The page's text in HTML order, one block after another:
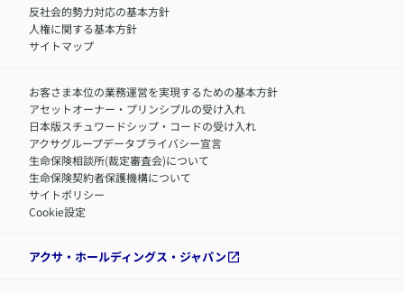
反社会的勢力対応の基本方針
人権に関する基本方針
サイトマップ
お客さま本位の業務運営を実現するための基本方針
アセットオーナー・プリンシプルの受け入れ
日本版スチュワードシップ・コードの受け入れ
アクサグループデータプライバシー宣言
生命保険相談所(裁定審査会)について
生命保険契約者保護機構について
サイトポリシー
Cookie設定
アクサ・ホールディングス・ジャパン